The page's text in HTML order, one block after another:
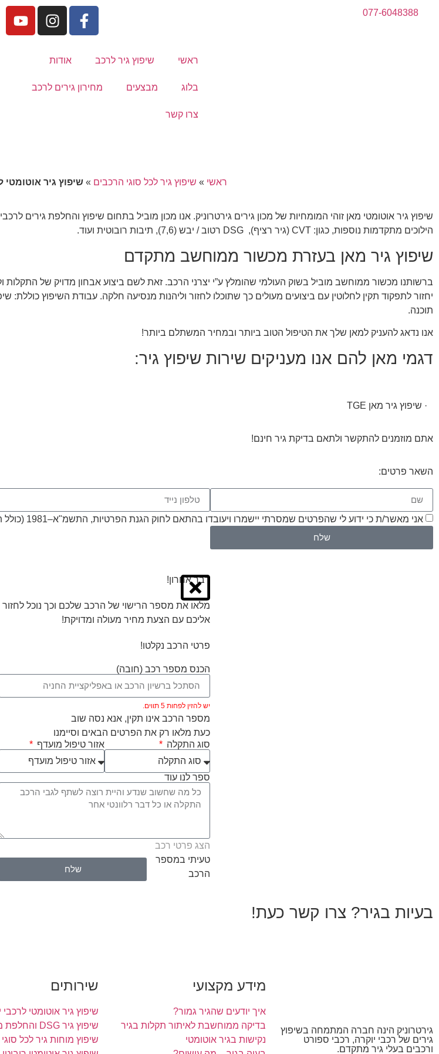
077-6048388
ראשי שיפוץ גיר לרכב אודות
בלוג מבצעים מחירון גירים לרכב
צרו קשר
ראשי » שיפוץ גיר לכל סוגי הרכבים » שיפוץ גיר אוטומטי
שיפוץ גיר אוטומטי מאן זוהי המומחיות של מכון גירים גירטרוניק. אנו מכון מוביל בתחום שיפוץ והחלפת גירים
הילוכים מתקדמות נוספות, כגון: CVT (גיר רציף), DSG רטוב / יבש (7,6), תיבות רובוטית ועוד.
שיפוץ גיר מאן בעזרת מכשור ממוחשב מתקדם
ברשותנו מכשור ממוחשב מוביל בשוק העולמי שהומלץ ע”י יצרני הרכב. זאת לשם ביצוע אבחון מדויק של התקלות
יחזור לתפקוד תקין לחלוטין עם ביצועים מעולים כך שתוכלו לחזור וליהנות מנסיעה חלקה. עבודת השיפוץ כוללת:
תוכנה.
אנו נדאג להעניק למאן שלך את הטיפול הטוב ביותר ובמחיר המשתלם ביותר!
דגמי מאן להם אנו מעניקים שירות שיפוץ גיר:
· שיפוץ גיר מאן TGE
אתם מוזמנים להתקשר ולתאם בדיקת גיר חינם!
השאר פרטים:
אני מאשר/ת כי ידוע לי שהפרטים שמסרתי יישמרו ויעובדו בהתאם לחוק הגנת הפרטיות, התשמ"א–1981 (כולל תיקון 13), ובהתאם ל
שלח
דבר אחרון!
מלאו את מספר הרישוי של הרכב שלכם וכך נוכל לחזור
אליכם עם הצעת מחיר מעולה ומדויקת!
פרטי הרכב נקלטו!
הכנס מספר רכב (חובה)
יש להזין לפחות 5 תווים.
מספר הרכב אינו תקין, אנא נסה שוב
כעת מלאו רק את הפרטים הבאים וסיימנו
סוג התקלה
אזור טיפול מועדף
ספר לנו עוד
הצג פרטי רכב
טעיתי במספר
הרכב
שלח
בעיות בגיר? צרו קשר כעת!
גירטרוניק הינה חברה המתמחה בשיפוץ
גירים של רכבי יוקרה, רכבי ספורט
ורכבים בעלי גיר מתקדם.
מידע מקצועי
איך יודעים שהגיר גמור?
בדיקה ממוחשבת לאיתור תקלות בגיר
נקישות בגיר אוטומטי
שירותים
שיפוץ גיר אוטומטי לרכבי
שיפוץ גיר DSG והחלפת מצמדים
שיפוץ מוחות גיר לכל